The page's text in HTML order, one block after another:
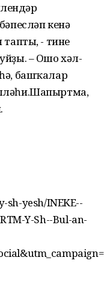
кенә
тапты, - тине
– Ошо хәл-
башҡалар
yesh/INEKE--
Y-Sh--Bul-an-